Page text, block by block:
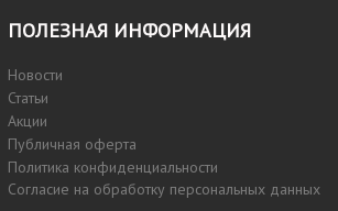
ПОЛЕЗНАЯ ИНФОРМАЦИЯ
Новости
Статьи
Акции
Публичная оферта
Политика конфиденциальности
Согласие на обработку персональных данных